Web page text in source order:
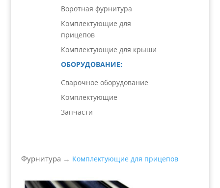
Воротная фурнитура
Комплектующие для
прицепов
Комплектующие для крыши
ОБОРУДОВАНИЕ:
Сварочное оборудование
Комплектующие
Запчасти
Фурнитура → Комплектующие для прицепов